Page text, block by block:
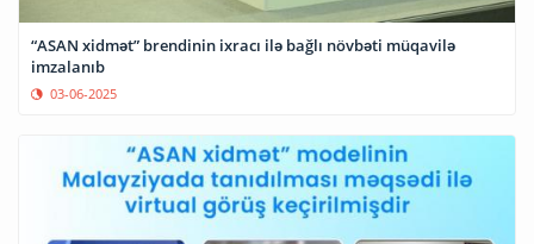
“ASAN xidmət” brendinin ixracı ilə bağlı növbəti müqavilə
imzalanıb
03-06-2025